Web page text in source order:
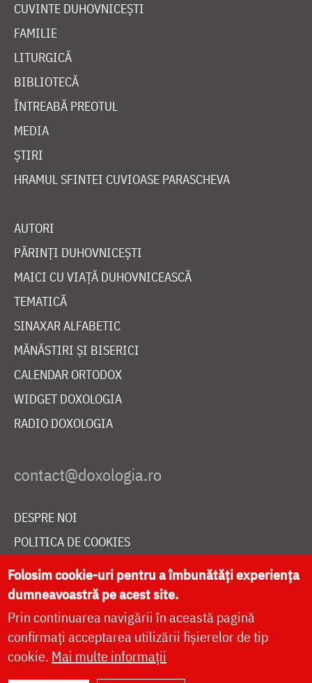
CUVINTE DUHOVNICEȘTI
FAMILIE
LITURGICĂ
BIBLIOTECĂ
ÎNTREABĂ PREOTUL
MEDIA
ȘTIRI
HRAMUL SFINTEI CUVIOASE PARASCHEVA
AUTORI
PĂRINȚI DUHOVNICEȘTI
MAICI CU VIAȚĂ DUHOVNICEASCĂ
TEMATICĂ
SINAXAR ALFABETIC
MĂNĂSTIRI ȘI BISERICI
CALENDAR ORTODOX
WIDGET DOXOLOGIA
RADIO DOXOLOGIA
DESPRE NOI
POLITICA DE COOKIES
DONEAZĂ ONLINE PENTRU CATEDRALA NAȚIONALĂ
LIVE
Folosim cookie-uri pentru a îmbunătăți experiența
dumneavoastră pe acest site.
Prin continuarea navigării în această pagină
confirmați acceptarea utilizării fișierelor de tip
cookie. Mai multe informații